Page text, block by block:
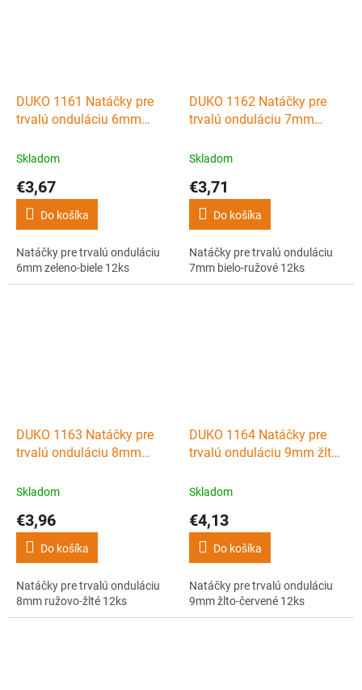
DUKO 1161 Natáčky pre
trvalú onduláciu 6mm
Skladom
€3,67
Do košíka
Natáčky pre trvalú onduláciu
6mm zeleno-biele 12ks
DUKO 1162 Natáčky pre
trvalú onduláciu 7mm
Skladom
€3,71
Do košíka
Natáčky pre trvalú onduláciu
7mm bielo-ružové 12ks
DUKO 1163 Natáčky pre
trvalú onduláciu 8mm
Skladom
€3,96
Do košíka
Natáčky pre trvalú onduláciu
8mm ružovo-žlté 12ks
DUKO 1164 Natáčky pre
trvalú onduláciu 9mm žlto-
Skladom
€4,13
Do košíka
Natáčky pre trvalú onduláciu
9mm žlto-červené 12ks